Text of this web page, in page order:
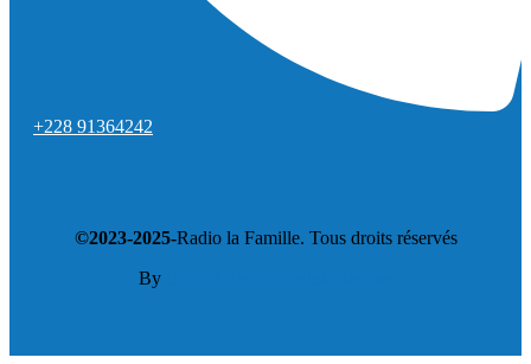
+228 91364242
©2023-2025-Radio la Famille. Tous droits réservés
ByOTIYA Technologie&Hosting